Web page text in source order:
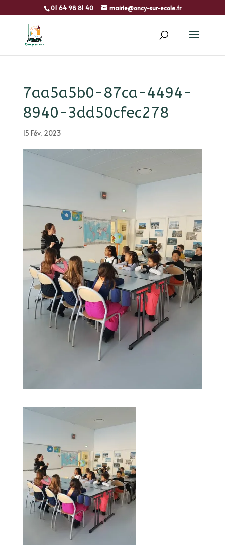
01 64 98 81 40 mairie@oncy-sur-ecole.fr
7aa5a5b0-87ca-4494-
8940-3dd50cfec278
15 Fév, 2023